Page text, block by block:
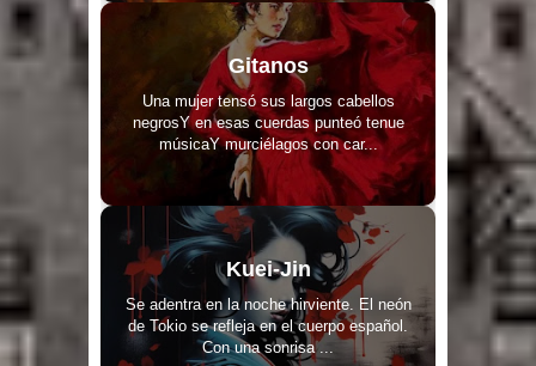
Gitanos
Una mujer tensó sus largos cabellos
negrosY en esas cuerdas punteó tenue
músicaY murciélagos con car...
Kuei-Jin
Se adentra en la noche hirviente. El neón
de Tokio se refleja en el cuerpo español.
Con una sonrisa ...